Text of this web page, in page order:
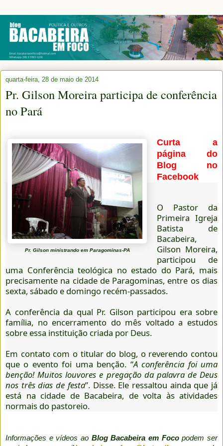
quarta-feira, 28 de maio de 2014
Pr. Gilson Moreira participa de conferência
no Pará
Pr. Gilson ministrando em Paragominas-PA
Curta a
página do
Blog no
Facebook
O Pastor da
Primeira Igreja
Batista de
Bacabeira,
Gilson Moreira,
participou de
uma Conferência teológica no estado do Pará, mais
precisamente na cidade de Paragominas, entre os dias
sexta, sábado e domingo recém-passados.
A conferência da qual Pr. Gilson participou era sobre
família, no encerramento do mês voltado a estudos
sobre essa instituição criada por Deus.
Em contato com o titular do blog, o reverendo contou
que o evento foi uma benção. “A conferência foi uma
benção! Muitos louvores e pregação da palavra de Deus
nos três dias de festa”. Disse. Ele ressaltou ainda que já
está na cidade de Bacabeira, de volta às atividades
normais do pastoreio.
Informações e vídeos ao Blog Bacabeira em Focopodem ser